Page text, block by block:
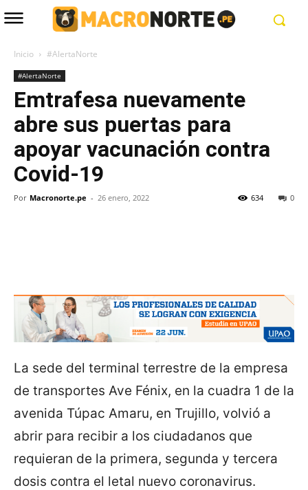
Inicio #AlertaNorte
#AlertaNorte
Emtrafesa nuevamente
abre sus puertas para
apoyar vacunación contra
Covid-19
Por Macronorte.pe - 26 enero, 2022 0
634
La sede del terminal terrestre de la empresa
de transportes Ave Fénix, en la cuadra 1 de la
avenida Túpac Amaru, en Trujillo, volvió a
abrir para recibir a los ciudadanos que
requieran de la primera, segunda y tercera
dosis contra el letal nuevo coronavirus.